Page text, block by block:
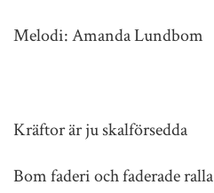
Melodi: Amanda Lundbom
Kräftor är ju skalförsedda
Bom faderi och faderade ralla